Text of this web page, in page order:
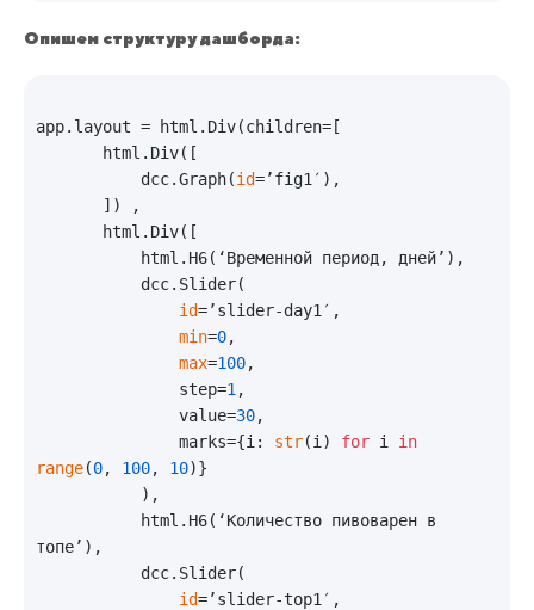
Опишем структуру дашборда:
app.layout = html.Div(children=[
           dcc.Graph(
id=’fig1′),
id=’slider-day1′,
min=0,
max=100,
               step=
1 ,
               value=
30,
               marks={i:
str(i) for i in
range(0, 100, 10)}
топе’),
id=’slider-top1′,